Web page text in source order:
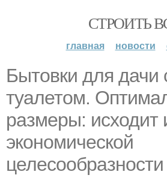
СТРОИТЬ
главная новости
Бытовки для
туалетом.
размеры: исходит
экономической
целесообразности